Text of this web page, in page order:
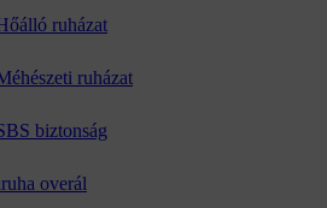
ruházat
ruházat
biztonság
overál